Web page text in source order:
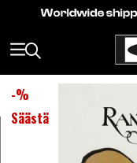
-%
Säästä